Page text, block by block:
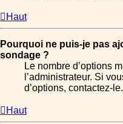
Haut
Pourquoi ne puis-je pas
sondage ?
Le nombre d’options
l’administrateur. Si
d’options, contactez-le.
Haut